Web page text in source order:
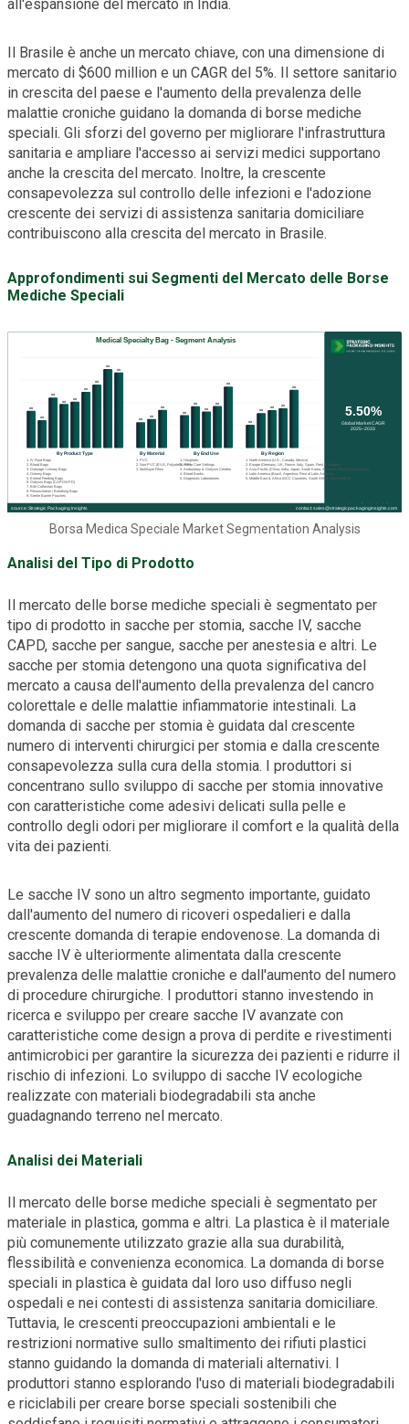
all'espansione del mercato in India.
Il Brasile è anche un mercato chiave, con una dimensione di
mercato di $600 million e un CAGR del 5%. Il settore sanitario
in crescita del paese e l'aumento della prevalenza delle
malattie croniche guidano la domanda di borse mediche
speciali. Gli sforzi del governo per migliorare l'infrastruttura
sanitaria e ampliare l'accesso ai servizi medici supportano
anche la crescita del mercato. Inoltre, la crescente
consapevolezza sul controllo delle infezioni e l'adozione
crescente dei servizi di assistenza sanitaria domiciliare
contribuiscono alla crescita del mercato in Brasile.
Approfondimenti sui Segmenti del Mercato delle Borse
Mediche Speciali
Borsa Medica Speciale Market Segmentation Analysis
Analisi del Tipo di Prodotto
Il mercato delle borse mediche speciali è segmentato per
tipo di prodotto in sacche per stomia, sacche IV, sacche
CAPD, sacche per sangue, sacche per anestesia e altri. Le
sacche per stomia detengono una quota significativa del
mercato a causa dell'aumento della prevalenza del cancro
colorettale e delle malattie infiammatorie intestinali. La
domanda di sacche per stomia è guidata dal crescente
numero di interventi chirurgici per stomia e dalla crescente
consapevolezza sulla cura della stomia. I produttori si
concentrano sullo sviluppo di sacche per stomia innovative
con caratteristiche come adesivi delicati sulla pelle e
controllo degli odori per migliorare il comfort e la qualità della
vita dei pazienti.
Le sacche IV sono un altro segmento importante, guidato
dall'aumento del numero di ricoveri ospedalieri e dalla
crescente domanda di terapie endovenose. La domanda di
sacche IV è ulteriormente alimentata dalla crescente
prevalenza delle malattie croniche e dall'aumento del numero
di procedure chirurgiche. I produttori stanno investendo in
ricerca e sviluppo per creare sacche IV avanzate con
caratteristiche come design a prova di perdite e rivestimenti
antimicrobici per garantire la sicurezza dei pazienti e ridurre il
rischio di infezioni. Lo sviluppo di sacche IV ecologiche
realizzate con materiali biodegradabili sta anche
guadagnando terreno nel mercato.
Analisi dei Materiali
Il mercato delle borse mediche speciali è segmentato per
materiale in plastica, gomma e altri. La plastica è il materiale
più comunemente utilizzato grazie alla sua durabilità,
flessibilità e convenienza economica. La domanda di borse
speciali in plastica è guidata dal loro uso diffuso negli
ospedali e nei contesti di assistenza sanitaria domiciliare.
Tuttavia, le crescenti preoccupazioni ambientali e le
restrizioni normative sullo smaltimento dei rifiuti plastici
stanno guidando la domanda di materiali alternativi. I
produttori stanno esplorando l'uso di materiali biodegradabili
e riciclabili per creare borse speciali sostenibili che